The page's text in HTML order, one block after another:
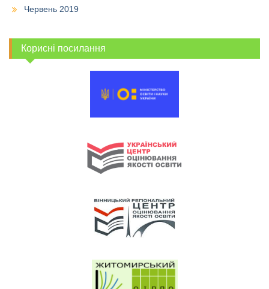
Червень 2019
Корисні посилання